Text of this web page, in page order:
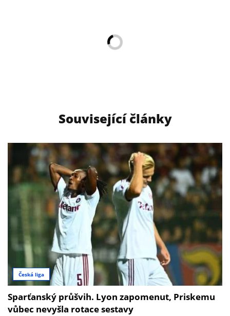
Související články
Česká liga
Sparťanský průšvih. Lyon zapomenut, Priskemu
vůbec nevyšla rotace sestavy